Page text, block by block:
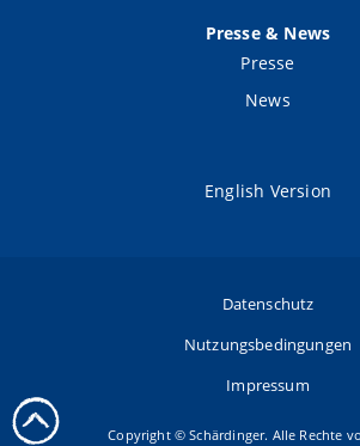
Presse & News
Presse
News
English Version
Copyright © Schärdinger. Alle Rechte
Datenschutz
Nutzungsbedingungen
Impressum